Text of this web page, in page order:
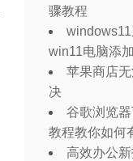
骤教程
win11电脑添
苹果商店
决
谷歌浏览
教程教你如何
高效办公